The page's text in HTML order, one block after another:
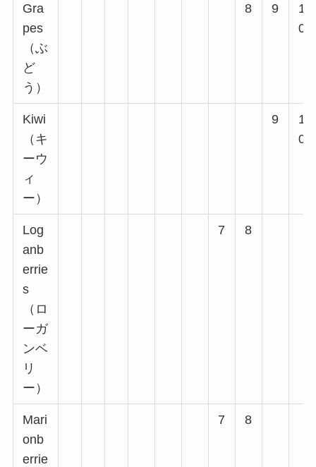
Gra
pes
（ぶ
ど
う）
8 9
1
0
Kiwi
（キ
ーウ
ィ
ー）
9
1
0
Log
anb
errie
s
（ロ
ーガ
ンベ
リ
ー）
7 8
Mari
onb
errie
7 8